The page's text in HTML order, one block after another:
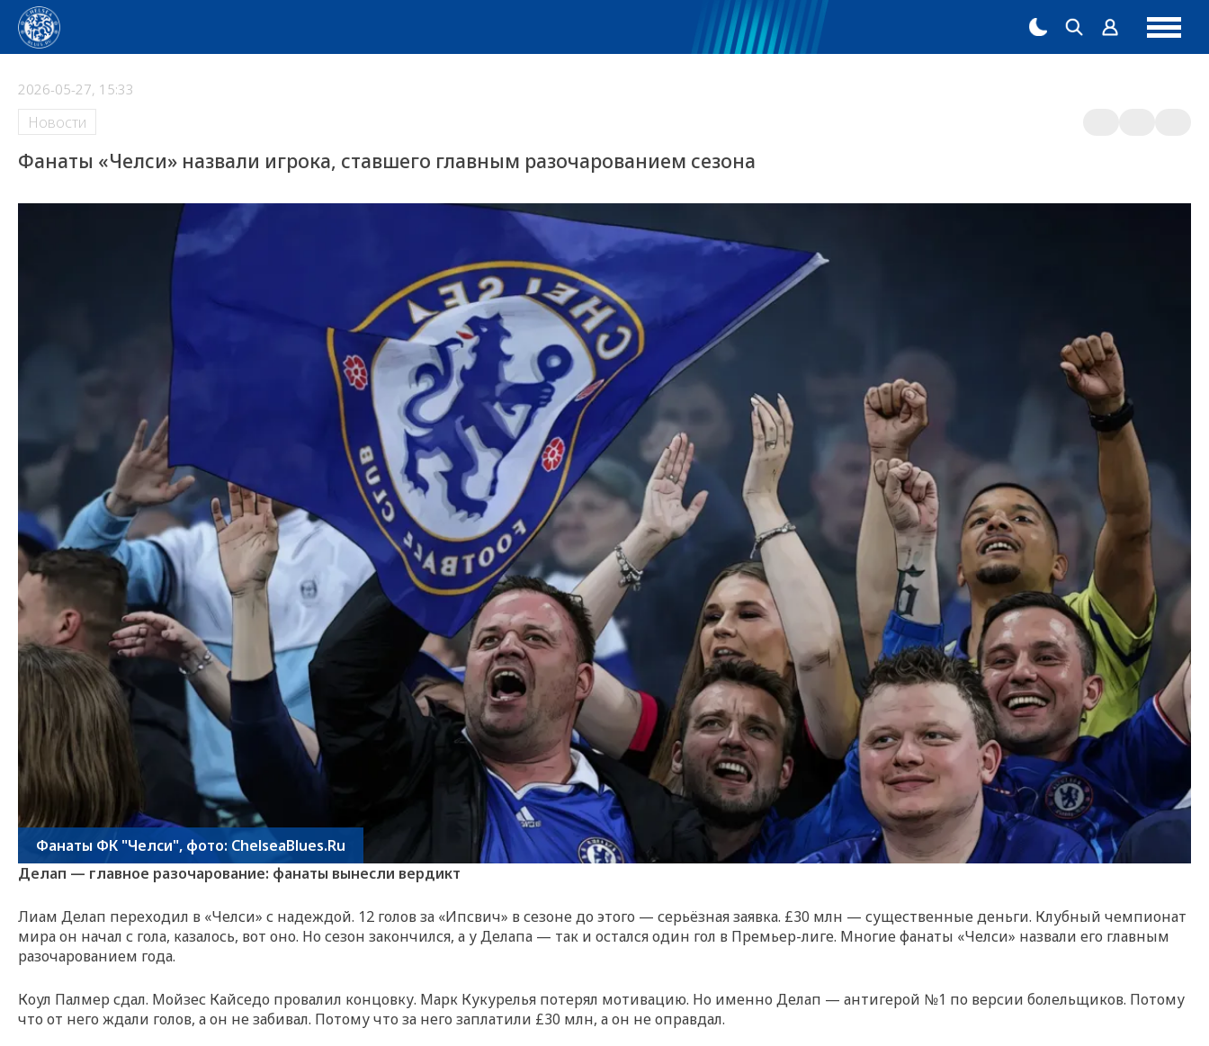
2026-05-27, 15:33
Новости
Фанаты «Челси» назвали игрока, ставшего главным разочарованием сезона
Фанаты ФК "Челси", фото: ChelseaBlues.Ru
Делап — главное разочарование: фанаты вынесли вердикт
Лиам Делап переходил в «Челси» с надеждой. 12 голов за «Ипсвич» в сезоне до этого — серьёзная заявка. £30 млн — существенные деньги. Клубный чемпионат
мира он начал с гола, казалось, вот оно. Но сезон закончился, а у Делапа — так и остался один гол в Премьер-лиге. Многие фанаты «Челси» назвали его главным
разочарованием года.
Коул Палмер сдал. Мойзес Кайседо провалил концовку. Марк Кукурелья потерял мотивацию. Но именно Делап — антигерой №1 по версии болельщиков. Потому
что от него ждали голов, а он не забивал. Потому что за него заплатили £30 млн, а он не оправдал.